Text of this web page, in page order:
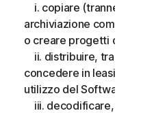
i. copiare (tranne che per
archiviazione come
o creare progetti derivati
ii. distribuire, trasferire,
concedere in leasing,
utilizzo del Software a terzi;
iii. decodificare,